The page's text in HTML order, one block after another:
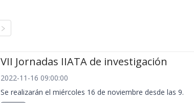
VII Jornadas IIATA de investigación
2022-11-16 09:00:00
Se realizarán el miércoles 16 de noviembre desde las 9.